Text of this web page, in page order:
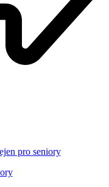
pro seniory